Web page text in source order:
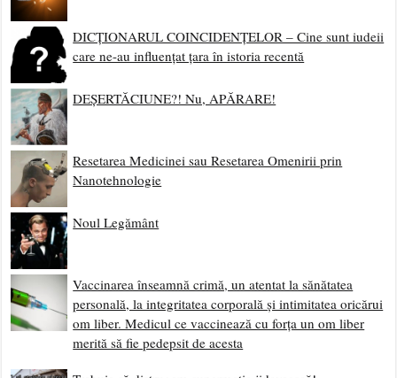
DICȚIONARUL COINCIDENȚELOR – Cine sunt iudeii
care ne-au influențat țara în istoria recentă
DEȘERTĂCIUNE?! Nu, APĂRARE!
Resetarea Medicinei sau Resetarea Omenirii prin
Nanotehnologie
Noul Legământ
Vaccinarea înseamnă crimă, un atentat la sănătatea
personală, la integritatea corporală și intimitatea oricărui
om liber. Medicul ce vaccinează cu forța un om liber
merită să fie pedepsit de acesta